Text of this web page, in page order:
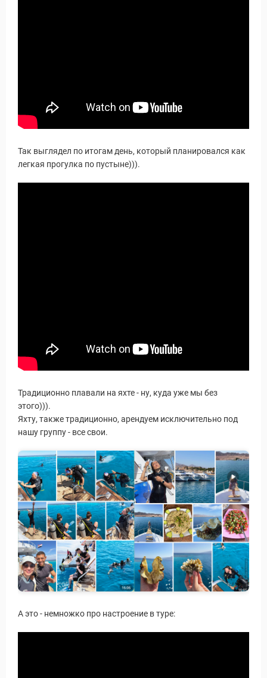
Так выглядел по итогам день, который планировался как
легкая прогулка по пустыне))).
Традиционно плавали на яхте - ну, куда уже мы без
этого))).
Яхту, также традиционно, арендуем исключительно под
нашу группу - все свои.
А это - немножко про настроение в туре: